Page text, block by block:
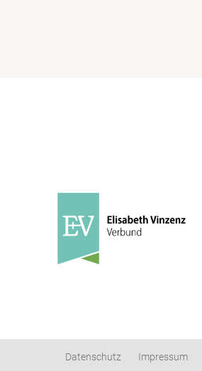
Datenschutz Impressum